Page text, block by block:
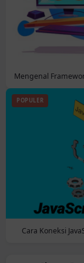
Mengenal
POPULER
Cara Koneksi